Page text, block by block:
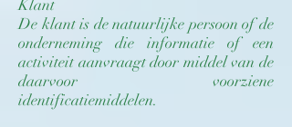
Klant
De klant is de natuurlijke persoon of de
onderneming die informatie of een
activiteit aanvraagt door middel van de
daarvoor voorziene
identificatiemiddelen.